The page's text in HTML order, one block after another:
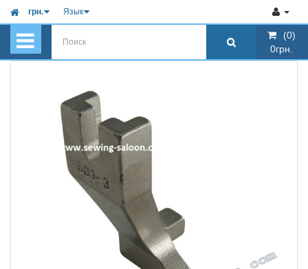
грн. Язык
(0)
0грн.